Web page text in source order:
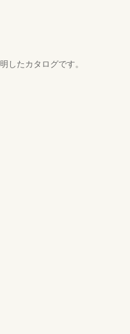
したカタログです。